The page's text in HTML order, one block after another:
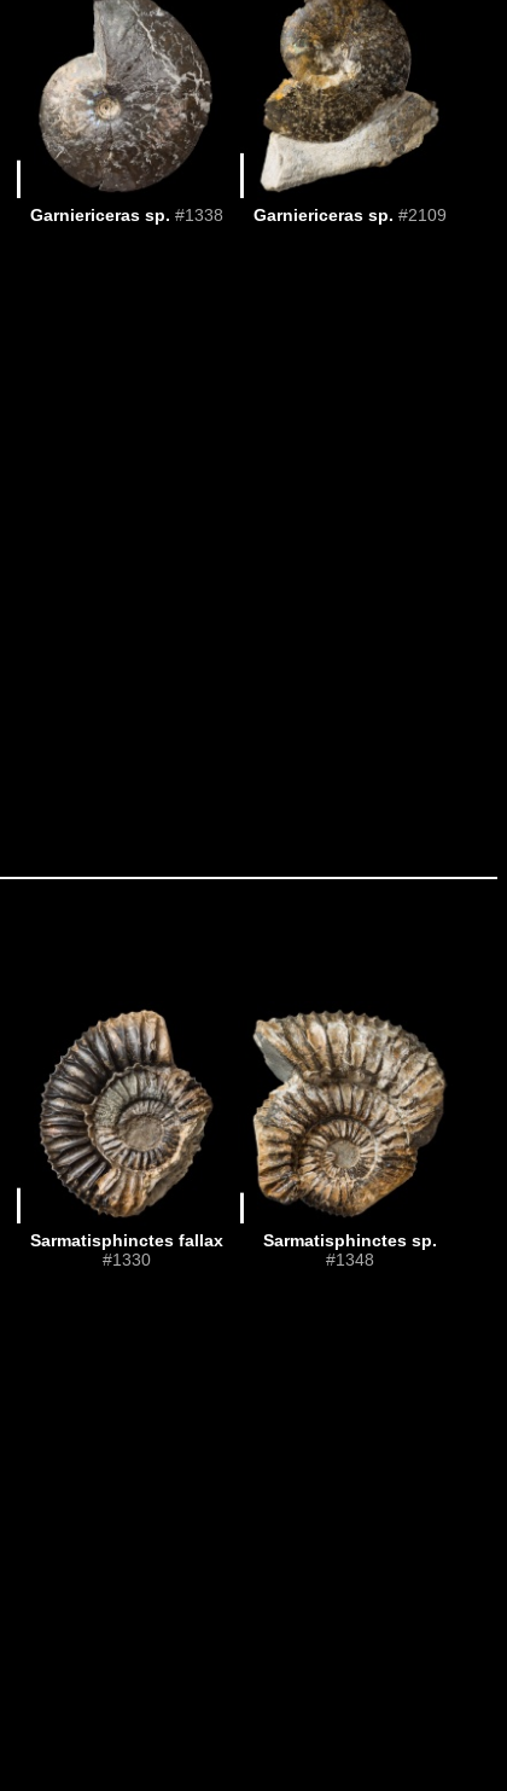
Garniericeras sp. #1338 Garniericeras sp. #2109
Sarmatisphinctes fallax
#1330
Sarmatisphinctes sp.
#1348